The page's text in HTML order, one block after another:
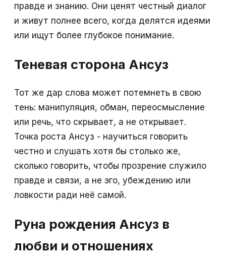
правде и знанию. Они ценят честный диалог
и живут полнее всего, когда делятся идеями
или ищут более глубокое понимание.
Теневая сторона Ансуз
Тот же дар слова может потемнеть в свою
тень: манипуляция, обман, переосмысление
или речь, что скрывает, а не открывает.
Точка роста Ансуз - научиться говорить
честно и слушать хотя бы столько же,
сколько говорить, чтобы прозрение служило
правде и связи, а не эго, убеждению или
ловкости ради неё самой.
Руна рождения Ансуз в
любви и отношениях